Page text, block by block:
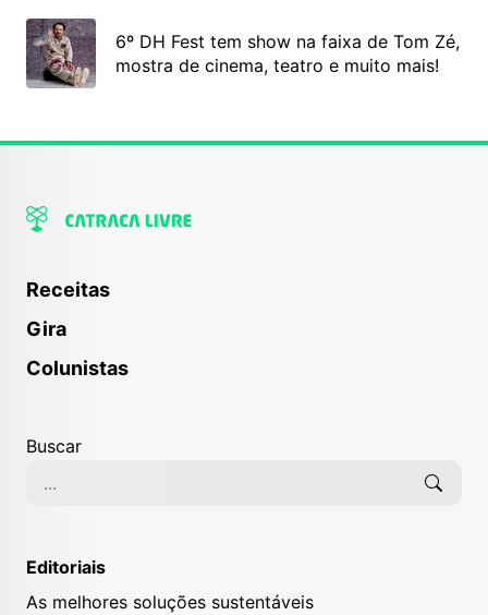
6º DH Fest tem show na faixa de Tom Zé,
mostra de cinema, teatro e muito mais!
Receitas
Gira
Colunistas
Buscar
Editoriais
As melhores soluções sustentáveis